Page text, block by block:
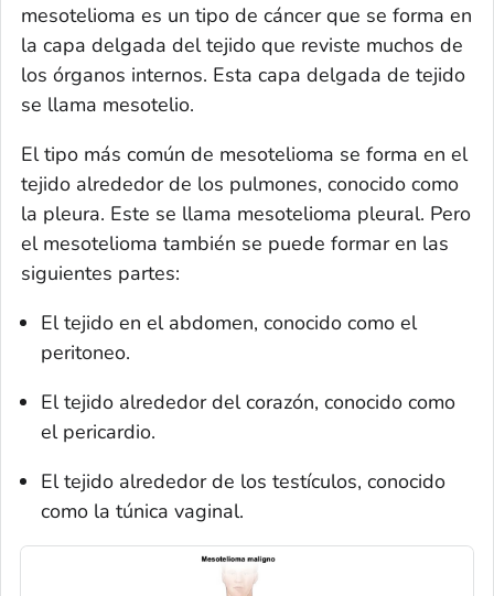
mesotelioma es un tipo de cáncer que se forma en
la capa delgada del tejido que reviste muchos de
los órganos internos. Esta capa delgada de tejido
se llama mesotelio.
El tipo más común de mesotelioma se forma en el
tejido alrededor de los pulmones, conocido como
la pleura. Este se llama mesotelioma pleural. Pero
el mesotelioma también se puede formar en las
siguientes partes:
El tejido en el abdomen, conocido como el
peritoneo.
El tejido alrededor del corazón, conocido como
el pericardio.
El tejido alrededor de los testículos, conocido
como la túnica vaginal.